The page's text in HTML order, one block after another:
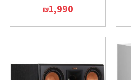
₪1,990